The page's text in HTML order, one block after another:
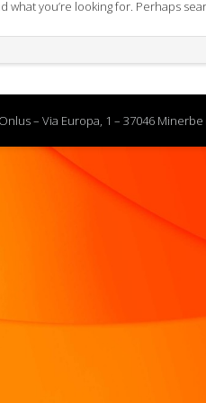
what you’re looking for. Perhaps
– Via Europa, 1 – 37046 Minerbe